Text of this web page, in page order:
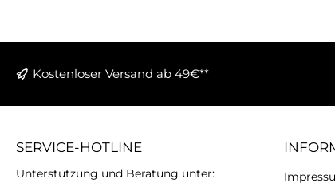
Kostenloser Versand ab 49€**
SERVICE-HOTLINE
Unterstützung und Beratung unter: